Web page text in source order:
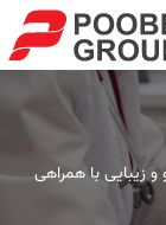
با همراهی